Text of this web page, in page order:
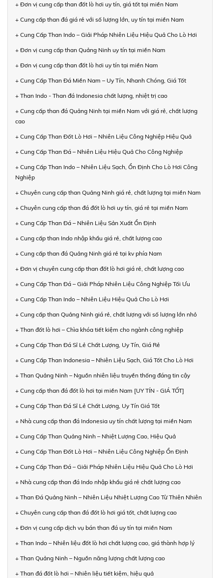
+ Đơn vị cung cấp than đốt lò hơi uy tín, giá tốt tại miền Nam
+ Cung cấp than đá giá rẻ với số lượng lớn, uy tín tại miền Nam
+ Cung Cấp Than Indo – Giải Pháp Nhiên Liệu Hiệu Quả Cho Lò Hơi
+ Đơn vị cung cấp than Quảng Ninh uy tín tại miền Nam
+ Đơn vị cung cấp than đốt lò hơi uy tín tại miền Nam
+ Cung Cấp Than Đá Miền Nam – Uy Tín, Nhanh Chóng, Giá Tốt
+ Than Indo - Than đá Indonesia chất lượng, nhiệt trị cao
+ Cung cấp than đá Quảng Ninh tại miền Nam với giá rẻ, chất lượng
cao
+ Cung Cấp Than Đốt Lò Hơi – Nhiên Liệu Công Nghiệp Hiệu Quả
+ Cung Cấp Than Đá – Nhiên Liệu Hiệu Quả Cho Công Nghiệp
+ Cung Cấp Than Indo – Nhiên Liệu Sạch, Ổn Định Cho Lò Hơi Công
Nghiệp
+ Chuyên cung cấp than Quảng Ninh giá rẻ, chất lượng tại miền Nam
+ Chuyên cung cấp than đá đốt lò hơi uy tín, giá rẻ tại miền Nam
+ Cung Cấp Than Đá – Nhiên Liệu Sản Xuất Ổn Định
+ Cung cấp than Indo nhập khẩu giá rẻ, chất lượng cao
+ Cung cấp than đá Quảng Ninh giá rẻ tại kv phía Nam
+ Đơn vị chuyên cung cấp than đốt lò hơi giá rẻ, chất lượng cao
+ Cung Cấp Than Đá – Giải Pháp Nhiên Liệu Công Nghiệp Tối Ưu
+ Cung Cấp Than Indo – Nhiên Liệu Hiệu Quả Cho Lò Hơi
+ Cung cấp than Quảng Ninh giá rẻ, chất lượng với số lượng lớn nhỏ
+ Than đốt lò hơi – Chìa khóa tiết kiệm cho ngành công nghiệp
+ Cung Cấp Than Đá Sỉ Lẻ Chất Lượng, Uy Tín, Giá Rẻ
+ Cung Cấp Than Indonesia – Nhiên Liệu Sạch, Giá Tốt Cho Lò Hơi
+ Than Quảng Ninh – Nguồn nhiên liệu truyền thống đáng tin cậy
+ Cung cấp than đá đốt lò hơi tại miền Nam [UY TÍN - GIÁ TỐT]
+ Cung Cấp Than Đá Sỉ Lẻ Chất Lượng, Uy Tín Giá Tốt
+ Nhà cung cấp than đá Indonesia uy tín chất lượng tại miền Nam
+ Cung Cấp Than Quảng Ninh – Nhiệt Lượng Cao, Hiệu Quả
+ Cung Cấp Than Đốt Lò Hơi – Nhiên Liệu Công Nghiệp Ổn Định
+ Cung Cấp Than Đá – Giải Pháp Nhiên Liệu Hiệu Quả Cho Lò Hơi
+ Nhà cung cấp than đá Indo nhập khẩu giá rẻ chất lượng cao
+ Than Đá Quảng Ninh – Nhiên Liệu Nhiệt Lượng Cao Từ Thiên Nhiên
+ Chuyên cung cấp than đá đốt lò hơi giá tốt, chất lượng cao
+ Đơn vị cung cấp dịch vụ bán than đá uy tín tại miền Nam
+ Than Indo – Nhiên liệu đốt lò hơi chất lượng cao, giá thành hợp lý
+ Than Quảng Ninh – Nguồn năng lượng chất lượng cao
+ Than đá đốt lò hơi – Nhiên liệu tiết kiệm, hiệu quả